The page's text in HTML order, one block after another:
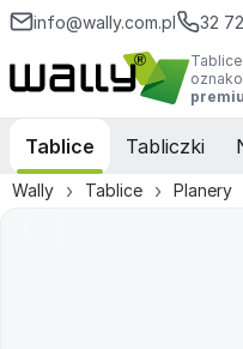
info@wally.com.pl 32
Tablice
Tablice Tabliczki
Wally Tablice Planery